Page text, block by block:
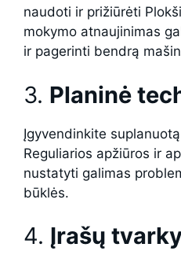
naudoti ir prižiūrėti
mokymo atnaujinimas
ir pagerinti bendrą
3. Planinė
Įgyvendinkite
Reguliarios apžiūros ir
nustatyti galimas
būklės.
4. Įrašų